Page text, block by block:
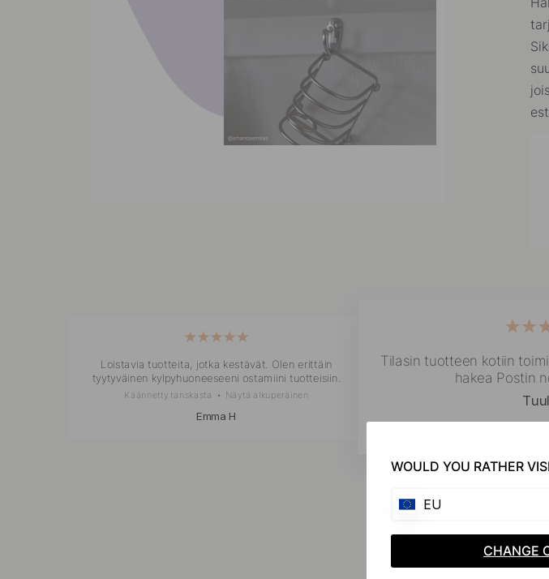
WOULD YOU RATHER
EU
CHANGE
Loistavia tuotteita, jotka kestävät. Olen erittäin
tyytyväinen kylpyhuoneeseeni ostamiini tuotteisiin.
Käännetty tanskasta • Näytä alkuperäinen
Emma H
Tilasin tuotteen kotiin
hakea Postin